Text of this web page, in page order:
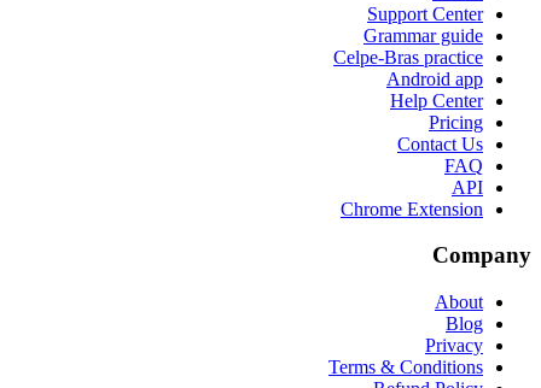
Support Center
Grammar guide
Celpe-Bras practice
Android app
Help Center
Pricing
Contact Us
FAQ
API
Chrome Extension
Company
About
Blog
Privacy
Terms & Conditions